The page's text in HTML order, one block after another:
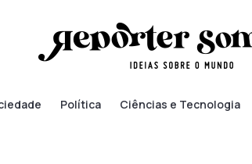
Política Ciências e Tecnologia